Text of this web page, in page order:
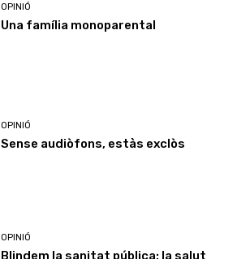
OPINIÓ
Una família monoparental
OPINIÓ
Sense audiòfons, estàs exclòs
OPINIÓ
Blindem la sanitat pública: la salut